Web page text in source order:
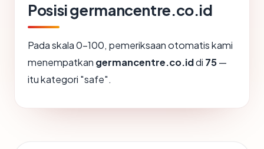
Posisi germancentre.co.id
Pada skala 0-100, pemeriksaan otomatis kami
menempatkan germancentre.co.iddi 75—
itu kategori "safe".